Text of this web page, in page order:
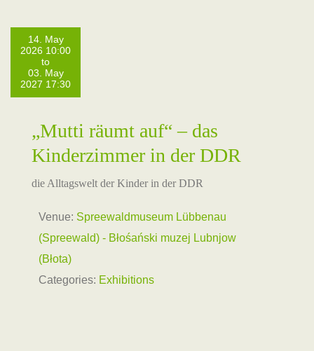
14. May
2026 10:00
to
03. May
2027 17:30
„Mutti räumt auf“ – das
Kinderzimmer in der DDR
die Alltagswelt der Kinder in der DDR
Venue: Spreewaldmuseum Lübbenau
(Spreewald) - Błośański muzej Lubnjow
(Błota)
Categories: Exhibitions